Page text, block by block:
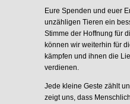
Eure Spenden und euer
unzähligen Tieren ein
Stimme der Hoffnung für
können wir weiterhin für
kämpfen und ihnen die
verdienen.
Jede kleine Geste zählt
zeigt uns, dass